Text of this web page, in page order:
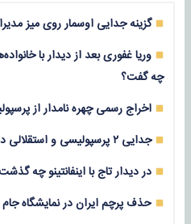
گزینه جدایی اوسمار روی میز
وریا غفوری بعد از دیدار با
چه گفت؟
اخراج رسمی چهره نامدار از
جدایی ۲ پرسپولیسی و استقلالی در یک روز
در دیدار تاج با اینفانتینو چه
حذف پرچم ایران در نمایشگاه جام